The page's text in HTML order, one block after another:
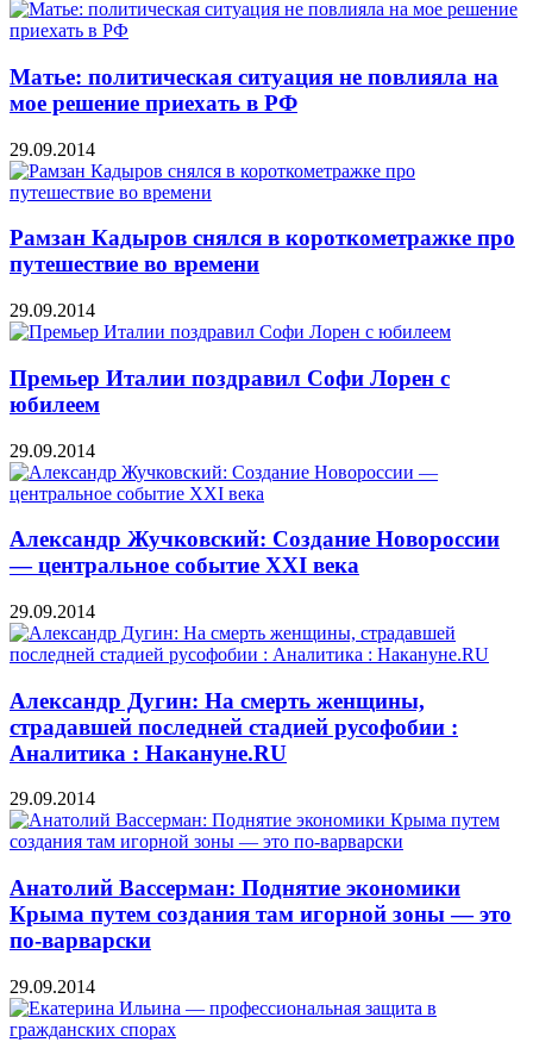
Матье: политическая ситуация не повлияла на
мое решение приехать в РФ
29.09.2014
Рамзан Кадыров снялся в короткометражке про
путешествие во времени
29.09.2014
Премьер Италии поздравил Софи Лорен с
юбилеем
29.09.2014
Александр Жучковский: Создание Новороссии
— центральное событие XXI века
29.09.2014
Александр Дугин: На смерть женщины,
страдавшей последней стадией русофобии :
Аналитика : Накануне.RU
29.09.2014
Анатолий Вассерман: Поднятие экономики
Крыма путем создания там игорной зоны — это
по-варварски
29.09.2014